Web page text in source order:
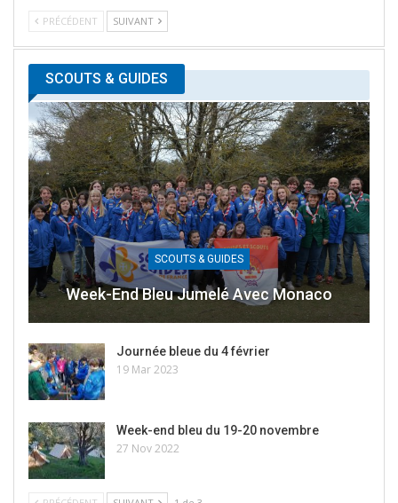
PRÉCÉDENT SUIVANT
SCOUTS & GUIDES
SCOUTS & GUIDES
Week-End Bleu Jumelé Avec Monaco
Journée bleue du 4 février
19 Mar 2023
Week-end bleu du 19-20 novembre
27 Nov 2022